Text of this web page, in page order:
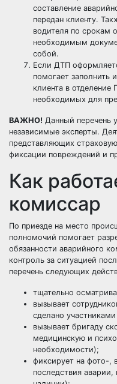
составление
передан клиенту.
водителя по срокам
необходимым
собой.
Если ДТП
помогает заполнить
клиента в
необходимых для
ВАЖНО! Данный перечень
независимые эксперты.
представляющих
фиксации повреждений и
Как
комиссар
По приезде на место
полномочий помогает
обязанности аварийного
контроль за ситуацией
перечень следующих
тщательно
вызывает
сделано
вызывает бригаду
медицинскую и
необходимости);
фиксирует на фото-,
последствия